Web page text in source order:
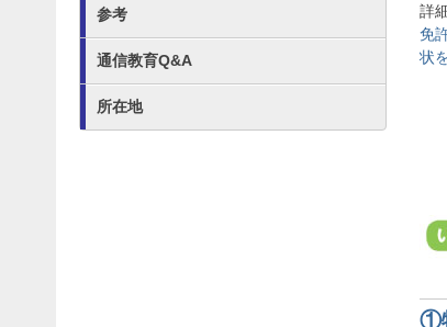
詳
免
状
①
参考
通信教育Q&A
所在地